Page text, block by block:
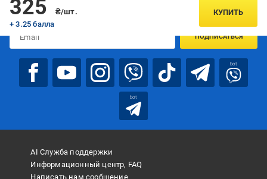
325
₴/шт.
+ 3.25 балла
КУПИТЬ
ПОДПИСАТЬСЯ
bot
bot
AI Служба поддержки
Информационный центр, FAQ
Написать нам сообщение